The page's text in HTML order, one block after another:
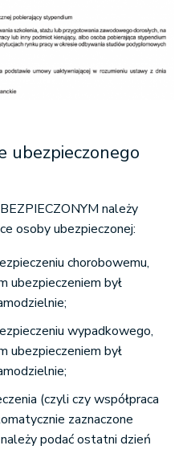
ubezpieczonego
należy
osoby ubezpieczonej:
chorobowemu,
ubezpieczeniem był
wypadkowego,
ubezpieczeniem był
(czyli czy współpraca
zaznaczone
podać ostatni dzień